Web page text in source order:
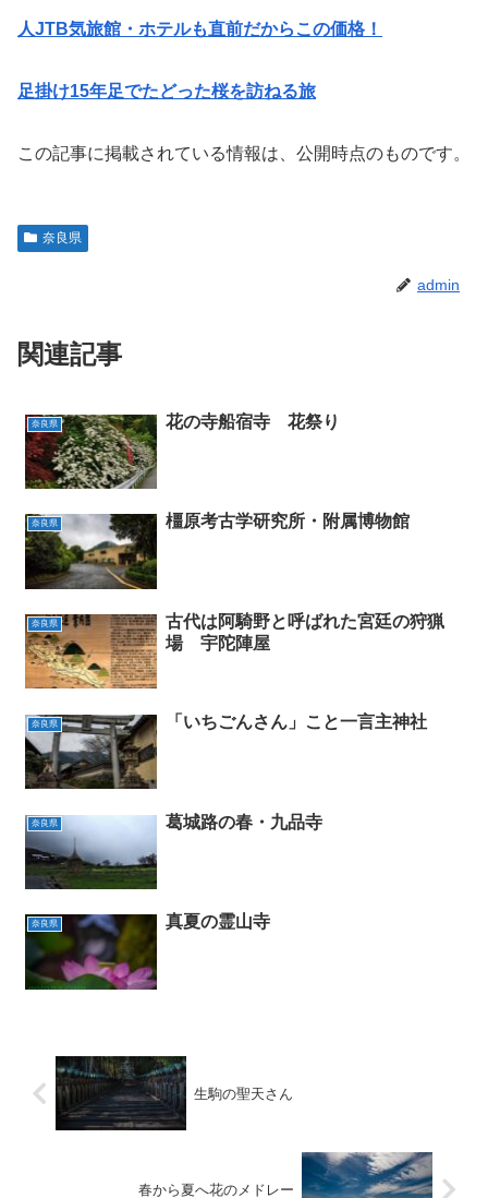
人JTB気旅館・ホテルも直前だからこの価格！
足掛け15年足でたどった桜を訪ねる旅
この記事に掲載されている情報は、公開時点のものです。
奈良県
admin
関連記事
奈良県 花の寺船宿寺 花祭り
奈良県 橿原考古学研究所・附属博物館
奈良県
古代は阿騎野と呼ばれた宮廷の狩猟
場 宇陀陣屋
奈良県 「いちごんさん」こと一言主神社
奈良県 葛城路の春・九品寺
奈良県 真夏の霊山寺
生駒の聖天さん
春から夏へ花のメドレー